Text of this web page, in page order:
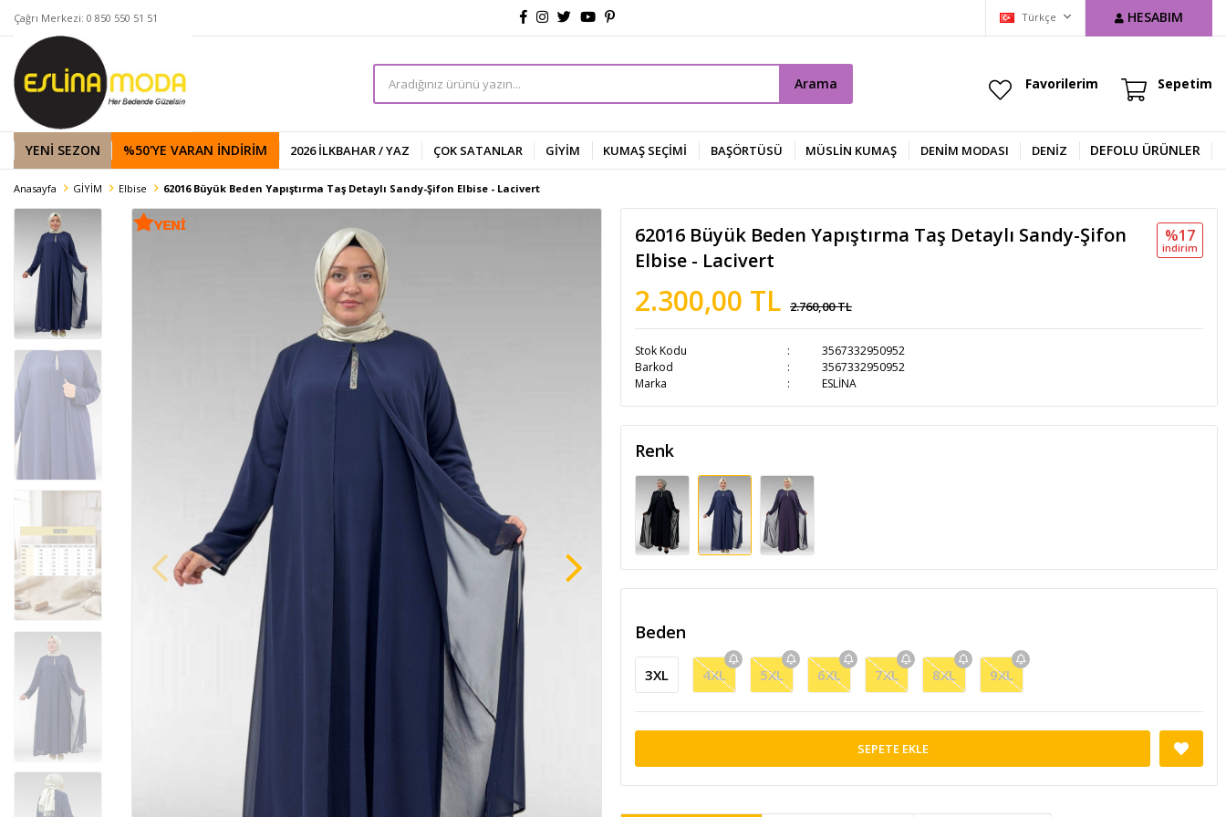
Çağrı Merkezi: 0 850 550 51 51 Türkçe HESABIM
Arama Favorilerim Sepetim
YENİ SEZON %50'YE VARAN İNDIRIM 2026 İLKBAHAR / YAZ ÇOK SATANLAR GİYİM KUMAŞ SEÇİMİ BAŞÖRTÜSÜ MÜSLİN KUMAŞ DENIM MODASI DENİZ DEFOLU ÜRÜNLER
Anasayfa GİYİM Elbise 62016 Büyük Beden Yapıştırma Taş Detaylı Sandy-Şifon Elbise - Lacivert
62016 Büyük Beden Yapıştırma Taş Detaylı Sandy-Şifon
Elbise - Lacivert
2.300,00 TL 2.760,00 TL
%17
i̇ndi̇ri̇m
Stok Kodu
3567332950952
Barkod
3567332950952
Marka
ESLİNA
Renk
Beden
3XL 4XL 5XL 6XL 7XL 8XL 9XL
SEPETE EKLE